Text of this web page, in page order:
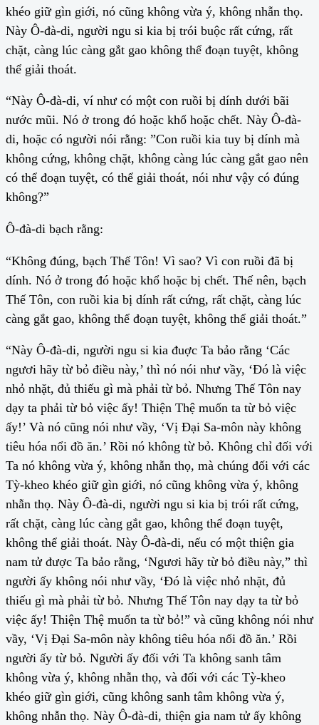
khéo giữ gìn giới, nó cũng không vừa ý, không nhẫn thọ.
Này Ô-đà-di, người ngu si kia bị trói buộc rất cứng, rất
chặt, càng lúc càng gắt gao không thể đoạn tuyệt, không
thể giải thoát.
“Này Ô-đà-di, ví như có một con ruồi bị dính dưới bãi
nước mũi. Nó ở trong đó hoặc khổ hoặc chết. Này Ô-đà-
di, hoặc có người nói rằng: ”Con ruồi kia tuy bị dính mà
không cứng, không chặt, không càng lúc càng gắt gao nên
có thể đoạn tuyệt, có thể giải thoát, nói như vậy có đúng
không?”
Ô-đà-di bạch rằng:
“Không đúng, bạch Thế Tôn! Vì sao? Vì con ruồi đã bị
dính. Nó ở trong đó hoặc khổ hoặc bị chết. Thế nên, bạch
Thế Tôn, con ruồi kia bị dính rất cứng, rất chặt, càng lúc
càng gắt gao, không thể đoạn tuyệt, không thể giải thoát.”
“Này Ô-đà-di, người ngu si kia đuợc Ta bảo rằng ‘Các
ngươi hãy từ bỏ điều này,’ thì nó nói như vầy, ‘Đó là việc
nhỏ nhặt, đủ thiếu gì mà phải từ bỏ. Nhưng Thế Tôn nay
dạy ta phải từ bỏ việc ấy! Thiện Thệ muốn ta từ bỏ việc
ấy!’ Và nó cũng nói như vầy, ‘Vị Đại Sa-môn này không
tiêu hóa nổi đồ ăn.’ Rồi nó không từ bỏ. Không chỉ đối với
Ta nó không vừa ý, không nhẫn thọ, mà chúng đối với các
Tỳ-kheo khéo giữ gìn giới, nó cũng không vừa ý, không
nhẫn thọ. Này Ô-đà-di, người ngu si kia bị trói rất cứng,
rất chặt, càng lúc càng gắt gao, không thể đoạn tuyệt,
không thể giải thoát. Này Ô-đà-di, nếu có một thiện gia
nam tử được Ta bảo rằng, ‘Ngươi hãy từ bỏ điều này,” thì
người ấy không nói như vầy, ‘Đó là việc nhỏ nhặt, đủ
thiếu gì mà phải từ bỏ. Nhưng Thế Tôn nay dạy ta từ bỏ
việc ấy! Thiện Thệ muốn ta từ bỏ!” và cũng không nói như
vầy, ‘Vị Đại Sa-môn này không tiêu hóa nổi đồ ăn.’ Rồi
người ấy từ bỏ. Người ấy đối với Ta không sanh tâm
không vừa ý, không nhẫn thọ, và đối với các Tỳ-kheo
khéo giữ gìn giới, cũng không sanh tâm không vừa ý,
không nhẫn thọ. Này Ô-đà-di, thiện gia nam tử ấy không